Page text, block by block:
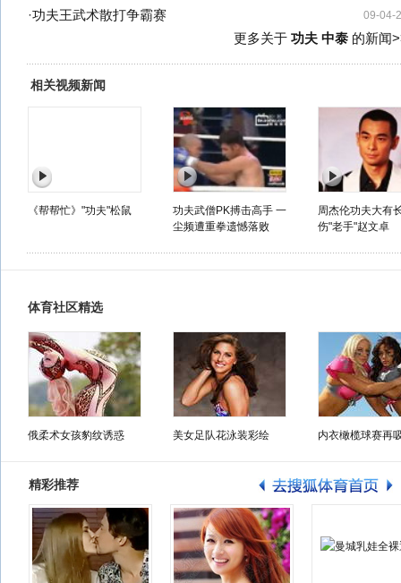
09-04-
·功夫王武术散打争霸赛
更多关于 功夫 中泰的新闻
相关视频新闻
《帮帮忙》"功夫"松鼠
功夫武僧PK搏击高手 一
尘频遭重拳遗憾落败
周杰伦功夫大有
伤"老手"赵文卓
体育社区精选
俄柔术女孩豹纹诱惑 美女足队花泳装彩绘 内衣橄榄球赛再
精彩推荐